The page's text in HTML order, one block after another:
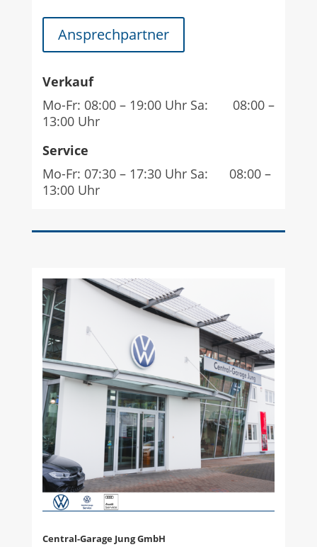
Ansprechpartner
Verkauf
Mo-Fr: 08:00 – 19:00 Uhr Sa: 08:00 –
13:00 Uhr
Service
Mo-Fr: 07:30 – 17:30 Uhr Sa: 08:00 –
13:00 Uhr
Central-Garage Jung GmbH